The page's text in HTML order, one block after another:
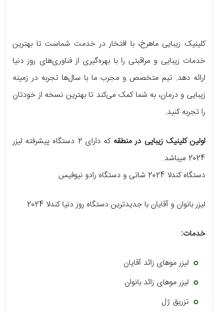
کلینیک زیبایی ماهرخ، با افتخار در خدمت شماست تا بهترین
خدمات زیبایی و مراقبتی را با بهره‌گیری از فناوری‌های روز دنیا
ارائه دهد. تیم متخصص و مجرب ما با سال‌ها تجربه در زمینه
زیبایی و درمان، به شما کمک می‌کند تا بهترین نسخه از خودتان
را تجربه کنید.
اولین کلینیک زیبایی در منطقه
که دارای 2 دستگاه پیشرفته لیزر
2024 میباشد.
دستگاه کندلا 2024 شاتی و دستگاه رادو نیوفیس
لیزر بانوان و آقایان با جدیدترین دستگاه روز دنیا کندلا 2024
خدمات:
لیزر موهای زائد آقایان
لیزر موهای زائد بانوان
تزریق ژل